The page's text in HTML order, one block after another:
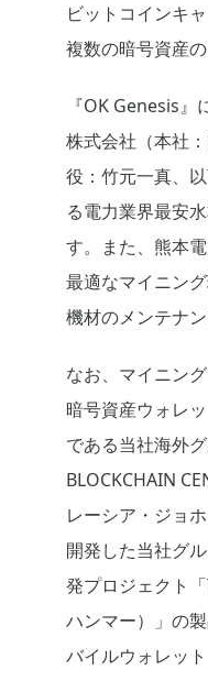
ビットコインキ
複数の暗号資産
『OK Genesis
株式会社（本社
役：竹元一真、
る電力業界最安
す。また、熊本
最適なマイニン
機材のメンテナ
なお、マイニン
暗号資産ウォレ
である当社海外
BLOCKCHAIN
レーシア・ジョ
開発した当社グ
発プロジェクト
ハンマー）」の
バイルウォレット